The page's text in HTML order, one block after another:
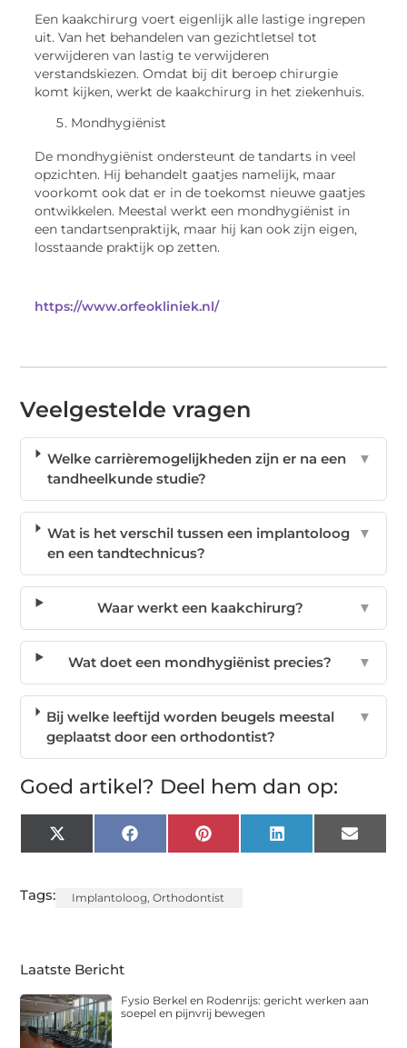
Een kaakchirurg voert eigenlijk alle lastige ingrepen
uit. Van het behandelen van gezichtletsel tot
verwijderen van lastig te verwijderen
verstandskiezen. Omdat bij dit beroep chirurgie
komt kijken, werkt de kaakchirurg in het ziekenhuis.
Mondhygiënist
De mondhygiënist ondersteunt de tandarts in veel
opzichten. Hij behandelt gaatjes namelijk, maar
voorkomt ook dat er in de toekomst nieuwe gaatjes
ontwikkelen. Meestal werkt een mondhygiënist in
een tandartsenpraktijk, maar hij kan ook zijn eigen,
losstaande praktijk op zetten.
https://www.orfeokliniek.nl/
Veelgestelde vragen
Welke carrièremogelijkheden zijn er na een
tandheelkunde studie?
▼
Wat is het verschil tussen een implantoloog
en een tandtechnicus?
▼
Waar werkt een kaakchirurg? ▼
Wat doet een mondhygiënist precies? ▼
Bij welke leeftijd worden beugels meestal
geplaatst door een orthodontist?
▼
Goed artikel? Deel hem dan op:
X
(Twitter)
FacebookPinterest LinkedIn Email
Tags: Implantoloog,Orthodontist
Laatste Bericht
Fysio Berkel en Rodenrijs: gericht werken aan
soepel en pijnvrij bewegen